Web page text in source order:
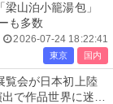
山泊小籠湯包」
も多数
2026-07-24 18:22:41
東京 国内
覧会が日本初上陸
で作品世界に迷い